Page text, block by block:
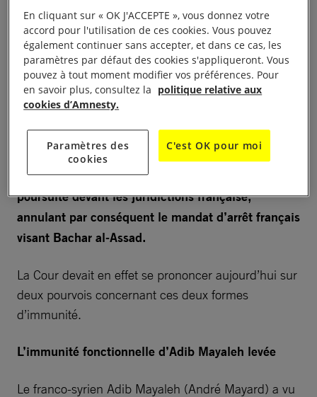
pas faire obstacles à des poursuites en France. La
Cour confirme ainsi que les agents de l’Etat, y
compris les anciens chefs d’Etat, ne peuvent se
réfugier derrière leur immunité pour les actes
accomplis dans l’exercice de leurs fonctions, en
vue d’échapper à toutes responsabilités pénales en
matière de crimes internationaux. En revanche,
elle maintient que l’immunité personnelle des
chefs d’Etats en exercice fait obstacle à toute
poursuite devant les juridictions française,
annulant par conséquent le mandat d’arrêt français
visant Bachar al-Assad.
La Cour devait en effet se prononcer aujourd’hui sur
deux pourvois concernant ces deux formes
d’immunité.
L’immunité fonctionnelle d’Adib Mayaleh levée
Le franco-syrien Adib Mayaleh (André Mayard) a vu
En cliquant sur « OK J'ACCEPTE », vous donnez votre
accord pour l'utilisation de ces cookies. Vous pouvez
également continuer sans accepter, et dans ce cas, les
paramètres par défaut des cookies s'appliqueront. Vous
pouvez à tout moment modifier vos préférences. Pour
en savoir plus, consultez la politique relative aux
cookies d’Amnesty.
Paramètres des
cookies
C'est OK pour moi